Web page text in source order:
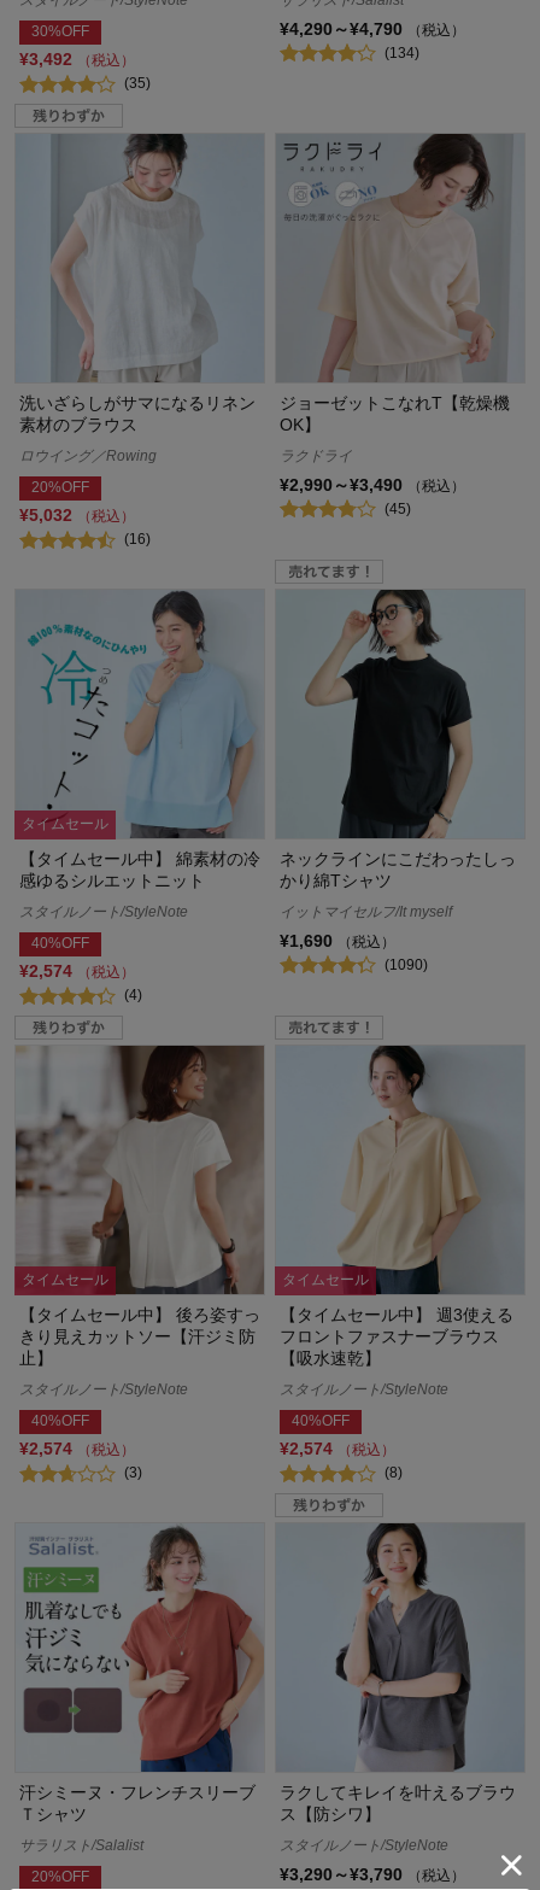
30%OFF
¥3,492
（税込）
(35)
¥4,290～¥4,790
（税込）
(134)
洗いざらしがサマになるリネン
素材のブラウス
ロウイング／Rowing
20%OFF
¥5,032
（税込）
(16)
ジョーゼットこなれT【乾燥機
OK】
ラクドライ
¥2,990～¥3,490
（税込）
(45)
タイムセール
【タイムセール中】 綿素材の冷
感ゆるシルエットニット
スタイルノート/StyleNote
40%OFF
¥2,574
（税込）
(4)
ネックラインにこだわったしっ
かり綿Tシャツ
イットマイセルフ/It myself
¥1,690
（税込）
(1090)
タイムセール
【タイムセール中】 後ろ姿すっ
きり見えカットソー【汗ジミ防
止】
スタイルノート/StyleNote
40%OFF
¥2,574
（税込）
(3)
タイムセール
【タイムセール中】 週3使える
フロントファスナーブラウス
【吸水速乾】
スタイルノート/StyleNote
40%OFF
¥2,574
（税込）
(8)
汗シミーヌ・フレンチスリーブ
Ｔシャツ
サラリスト/Salalist
20%OFF
ラクしてキレイを叶えるブラウ
ス【防シワ】
スタイルノート/StyleNote
¥3,290～¥3,790
（税込）